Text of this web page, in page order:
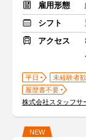
雇用形態
シフト
アクセス
平日 未経験者
履歴書不要
株式会社スタッフサ
NEW